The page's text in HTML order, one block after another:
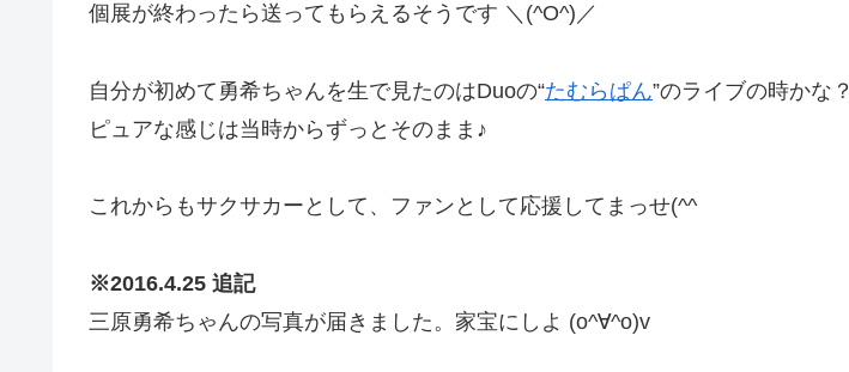
個展が終わったら送ってもらえるそうです ＼(^O^)／
自分が初めて勇希ちゃんを生で見たのはDuoの“たむらぱん”のライブの時かな？
ピュアな感じは当時からずっとそのまま♪
これからもサクサカーとして、ファンとして応援してまっせ(^^ゞ
※2016.4.25 追記
三原勇希ちゃんの写真が届きました。家宝にしよ (o^∀^o)v